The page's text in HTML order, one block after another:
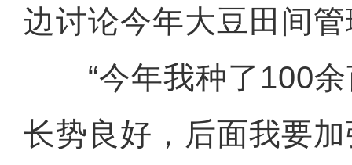
边讨论今年大豆田间
“今年我种了100余
长势良好，后面我要